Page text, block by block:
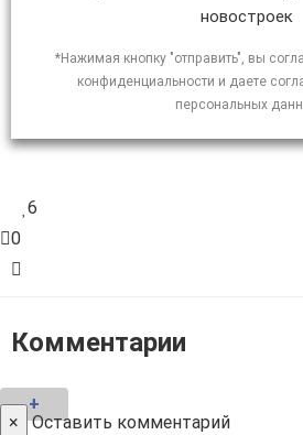
новостроек
*Нажимая кнопку "отправить", вы
конфиденциальности и даете
персональных
6
0
Комментарии
+
× Оставить комментарий